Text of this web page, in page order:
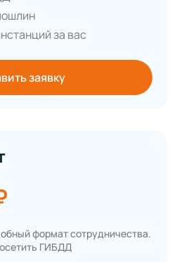
за вас
заявку
формат сотрудничества.
ГИБДД